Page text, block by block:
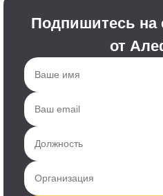
Подпишитесь на
от